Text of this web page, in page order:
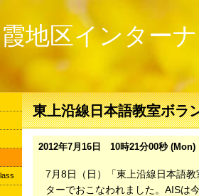
地区インター
東上沿線日本語教室ボラ
2012年7月16日 10時21分00秒 (Mon)
7月8日（日）「東上沿線日本語
ターでおこなわれました。AISは